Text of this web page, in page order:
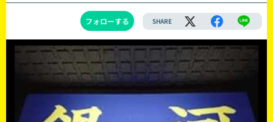
フォローする SHARE